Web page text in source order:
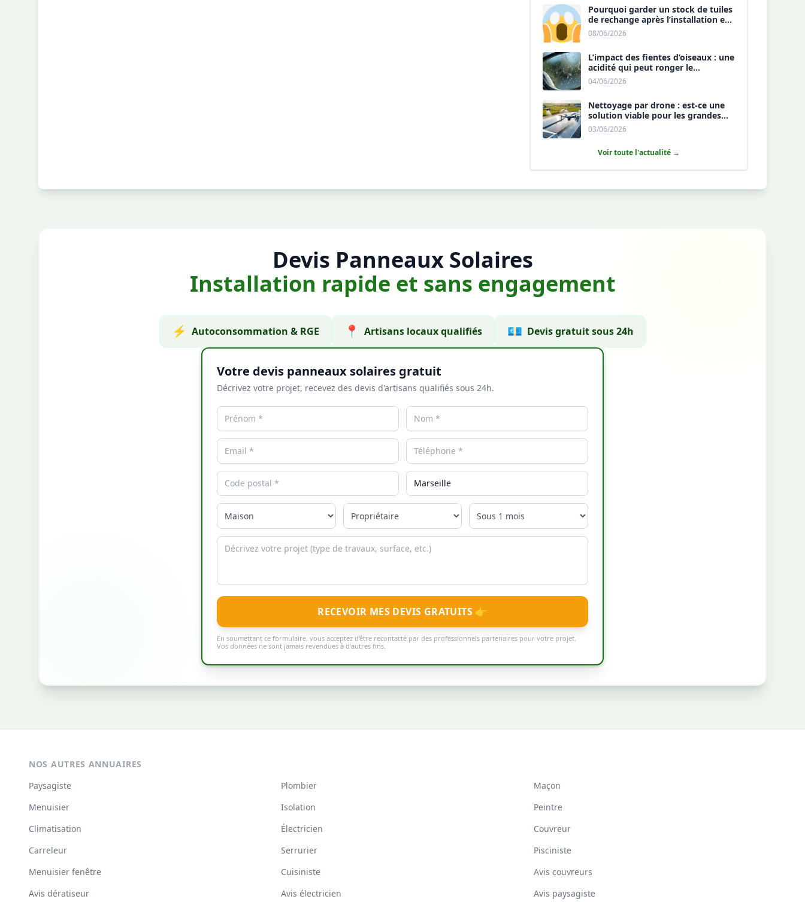
Pourquoi garder un stock de tuiles
de rechange après l’installation est
une sécurité ?
08/06/2026
L’impact des fientes d’oiseaux : une
acidité qui peut ronger le
revêtement antireflet ?
04/06/2026
Nettoyage par drone : est-ce une
solution viable pour les grandes
toitures agricoles ?
03/06/2026
Voir toute l'actualité →
Devis Panneaux Solaires
Installation rapide et sans engagement
⚡ Autoconsommation & RGE 📍 Artisans locaux qualifiés 💶 Devis gratuit sous 24h
Votre devis panneaux solaires gratuit
Décrivez votre projet, recevez des devis d'artisans qualifiés sous 24h.
RECEVOIR MES DEVIS GRATUITS 👉
En soumettant ce formulaire, vous acceptez d'être recontacté par des professionnels partenaires pour votre projet.
Vos données ne sont jamais revendues à d'autres fins.
NOS AUTRES ANNUAIRES
Paysagiste
Plombier
Maçon
Menuisier
Isolation
Peintre
Climatisation
Électricien
Couvreur
Carreleur
Serrurier
Pisciniste
Menuisier fenêtre
Cuisiniste
Avis couvreurs
Avis dératiseur
Avis électricien Avis paysagiste